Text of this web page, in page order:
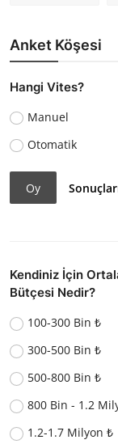
Anket Köşesi
Hangi Vites?
Manuel
Otomatik
Oy
Kendiniz İçin
Bütçesi Nedir?
100-300 Bin ₺
300-500 Bin ₺
500-800 Bin ₺
800 Bin - 1.2
1.2-1.7 Milyon ₺